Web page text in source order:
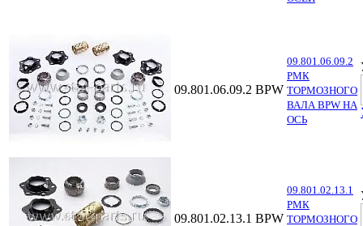
09.801.06.09.2 BPW
09.801.06.09.2
РМК
ТОРМОЗНОГО
ВАЛА BPW НА
ОСЬ
09.801.02.13.1 BPW
09.801.02.13.1
РМК
ТОРМОЗНОГО